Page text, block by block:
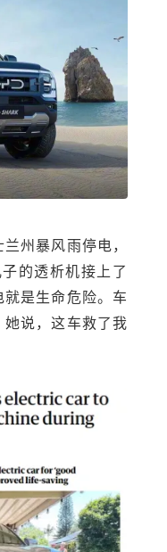
州暴风雨停电，
的透析机接上了
是生命危险。车
说，这车救了我